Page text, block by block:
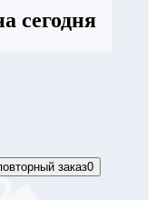
сегодня
заказ0